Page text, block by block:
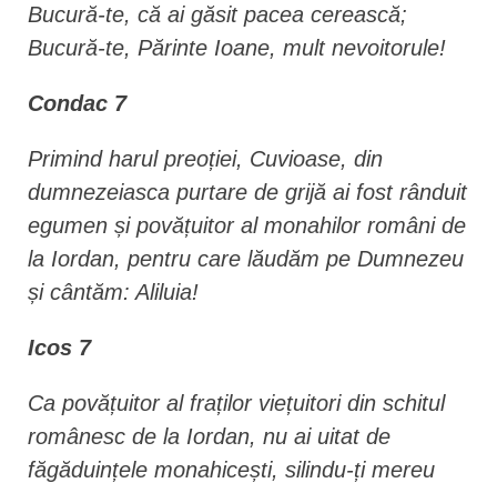
Bucură-te, că ai găsit pacea cerească;
Bucură-te, Părinte Ioane, mult nevoitorule!
Condac 7
Primind harul preoției, Cuvioase, din
dumnezeiasca purtare de grijă ai fost rânduit
egumen și povățuitor al monahilor români de
la Iordan, pentru care lăudăm pe Dumnezeu
și cântăm: Aliluia!
Icos 7
Ca povățuitor al fraților viețuitori din schitul
românesc de la Iordan, nu ai uitat de
făgăduințele monahicești, silindu-ți mereu